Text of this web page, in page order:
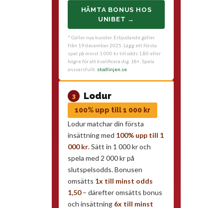
HÄMTA BONUS HOS
UNIBET →
* Gäller nya kunder. Erbjudande gäller
från 19 december 2025. Lägg ett första
spel på minst 1 000 kr till odds 1,80 eller
högre för att kvalificera dig. 18+. Spela
ansvarsfullt. stodlinjen.se
3 Lodur
100% upp till 1 000 kr
Lodur matchar din första
insättning med 100% upp till 1
000 kr. Sätt in 1 000 kr och
spela med 2 000 kr på
slutspelsodds. Bonusen
omsätts 1x till minst odds
1,50– därefter omsätts bonus
och insättning 6x till minst